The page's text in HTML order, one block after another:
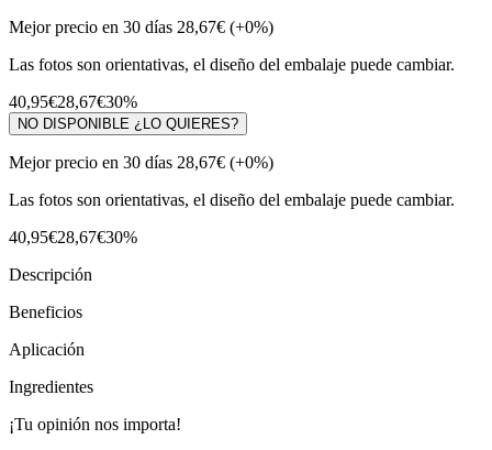
Mejor precio en 30 días 28,67€ (+0%)
Las fotos son orientativas, el diseño del embalaje puede cambiar.
40,95€28,67€30%
NO DISPONIBLE ¿LO QUIERES?
Mejor precio en 30 días 28,67€ (+0%)
Las fotos son orientativas, el diseño del embalaje puede cambiar.
40,95€28,67€30%
Descripción
Beneficios
Aplicación
Ingredientes
¡Tu opinión nos importa!